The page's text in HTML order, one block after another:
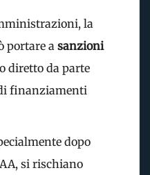
la
portare a sanzioni
diretto da parte
finanziamenti
dopo
si rischiano